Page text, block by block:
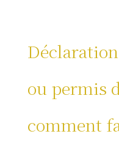
ou permis
comment